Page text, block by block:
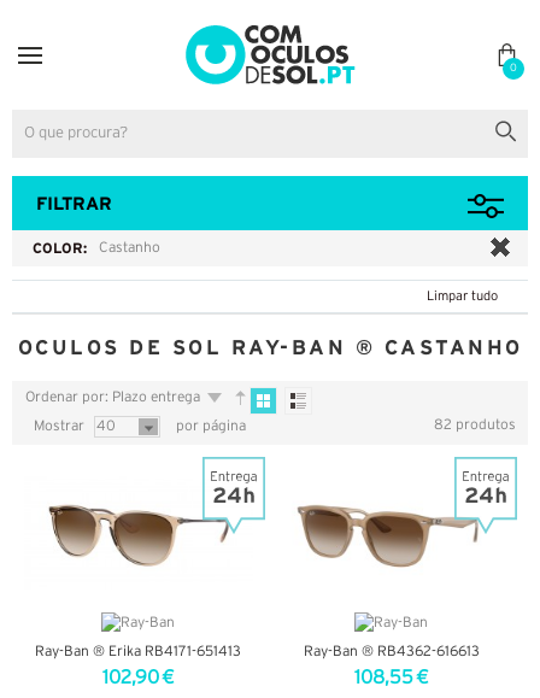
0
FILTRAR
COLOR: Castanho
Limpar tudo
OCULOS DE SOL RAY-BAN ® CASTANHO
Ordenar por: Plazo entrega
Mostrar 40 por página 82 produtos
Ray-Ban ® Erika RB4171-651413
102,90 €
Ray-Ban ® RB4362-616613
108,55 €